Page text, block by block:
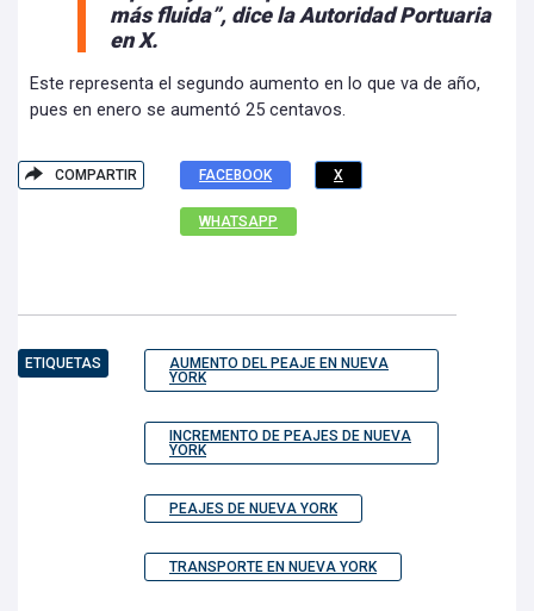
más fluida”, dice la Autoridad Portuaria
en X.
Este representa el segundo aumento en lo que va de año,
pues en enero se aumentó 25 centavos.
COMPARTIR FACEBOOK X
WHATSAPP
ETIQUETAS
AUMENTO DEL PEAJE EN NUEVA
YORK
INCREMENTO DE PEAJES DE NUEVA
YORK
PEAJES DE NUEVA YORK
TRANSPORTE EN NUEVA YORK